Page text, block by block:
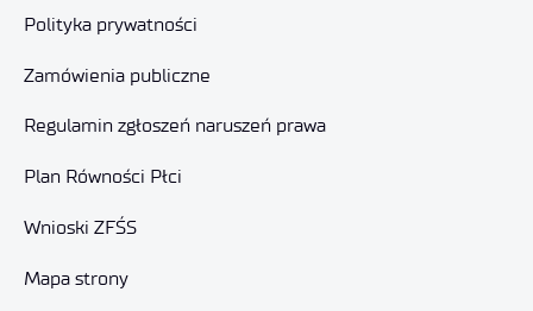
Polityka prywatności
Zamówienia publiczne
Regulamin zgłoszeń naruszeń prawa
Plan Równości Płci
Wnioski ZFŚS
Mapa strony